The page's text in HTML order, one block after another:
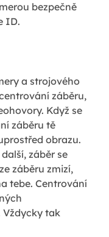
bezpečně
ID.
a strojového
záběru,
Když se
záběru tě
obrazu.
záběr se
záběru zmizí,
tebe. Centrování
tak